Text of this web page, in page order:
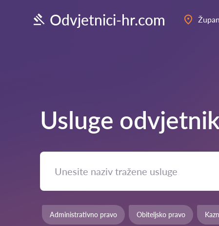
Odvjetnici-hr.com
Usluge
Administrativno pravo Obiteljsko pravo